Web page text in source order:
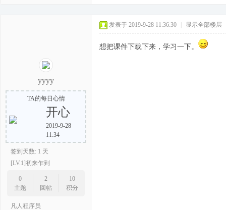
yyyy
TA的每日心情
开心
2019-9-28
11:34
签到天数: 1 天
[LV.1]初来乍到
0
主题
2
回帖
10
积分
凡人程序员
发表于 2019-9-28 11:36:30 显示全部楼层
想把课件下载下来，学习一下。